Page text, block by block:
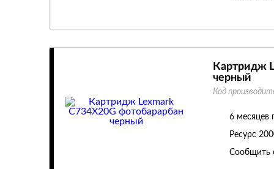
Картридж
черный
Код
6 месяцев
Ресурс
Сообщить